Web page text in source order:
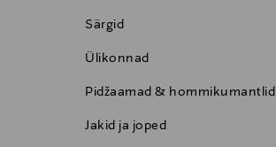
Särgid
Ülikonnad
Pidžaamad & hommikumantlid
Jakid ja joped